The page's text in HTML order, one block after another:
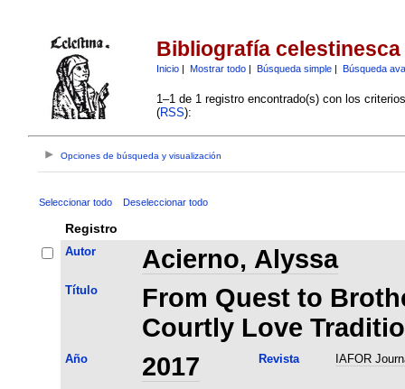
Bibliografía celestinesca
Inicio| Mostrar todo| Búsqueda simple| Búsqueda
1–1 de 1 registro encontrado(s) con los
(RSS):
Opciones de búsqueda y visualización
Seleccionar todo Deseleccionar todo
Registro
Autor Acierno, Alyssa
Título
From Quest to
Courtly Love
Año 2017 Revista IAFOR